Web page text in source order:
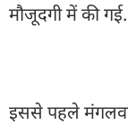
मौजूदगी में की गई.
इससे पहले